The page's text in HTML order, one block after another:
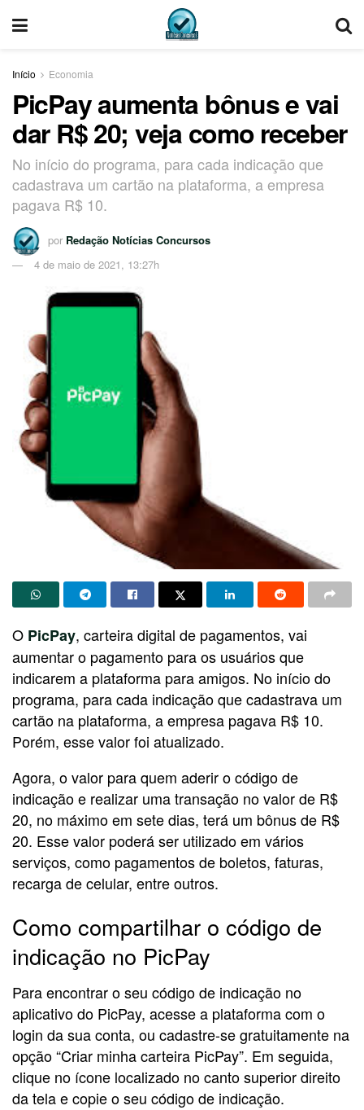
Início Economia
PicPay aumenta bônus e vai
dar R$ 20; veja como receber
No início do programa, para cada indicação que
cadastrava um cartão na plataforma, a empresa
pagava R$ 10.
por Redação Notícias Concursos
4 de maio de 2021, 13:27h
O PicPay, carteira digital de pagamentos, vai
aumentar o pagamento para os usuários que
indicarem a plataforma para amigos. No início do
programa, para cada indicação que cadastrava um
cartão na plataforma, a empresa pagava R$ 10.
Porém, esse valor foi atualizado.
Agora, o valor para quem aderir o código de
indicação e realizar uma transação no valor de R$
20, no máximo em sete dias, terá um bônus de R$
20. Esse valor poderá ser utilizado em vários
serviços, como pagamentos de boletos, faturas,
recarga de celular, entre outros.
Como compartilhar o código de
indicação no PicPay
Para encontrar o seu código de indicação no
aplicativo do PicPay, acesse a plataforma com o
login da sua conta, ou cadastre-se gratuitamente na
opção “Criar minha carteira PicPay”. Em seguida,
clique no ícone localizado no canto superior direito
da tela e copie o seu código de indicação.